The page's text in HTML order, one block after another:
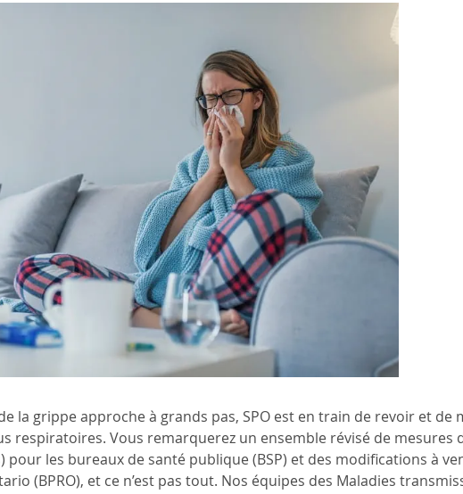
la grippe approche à grands pas, SPO est en train de revoir et de
respiratoires. Vous remarquerez un ensemble révisé de mesures
pour les bureaux de santé publique (BSP) et des modifications à
(BPRO), et ce n’est pas tout. Nos équipes des Maladies